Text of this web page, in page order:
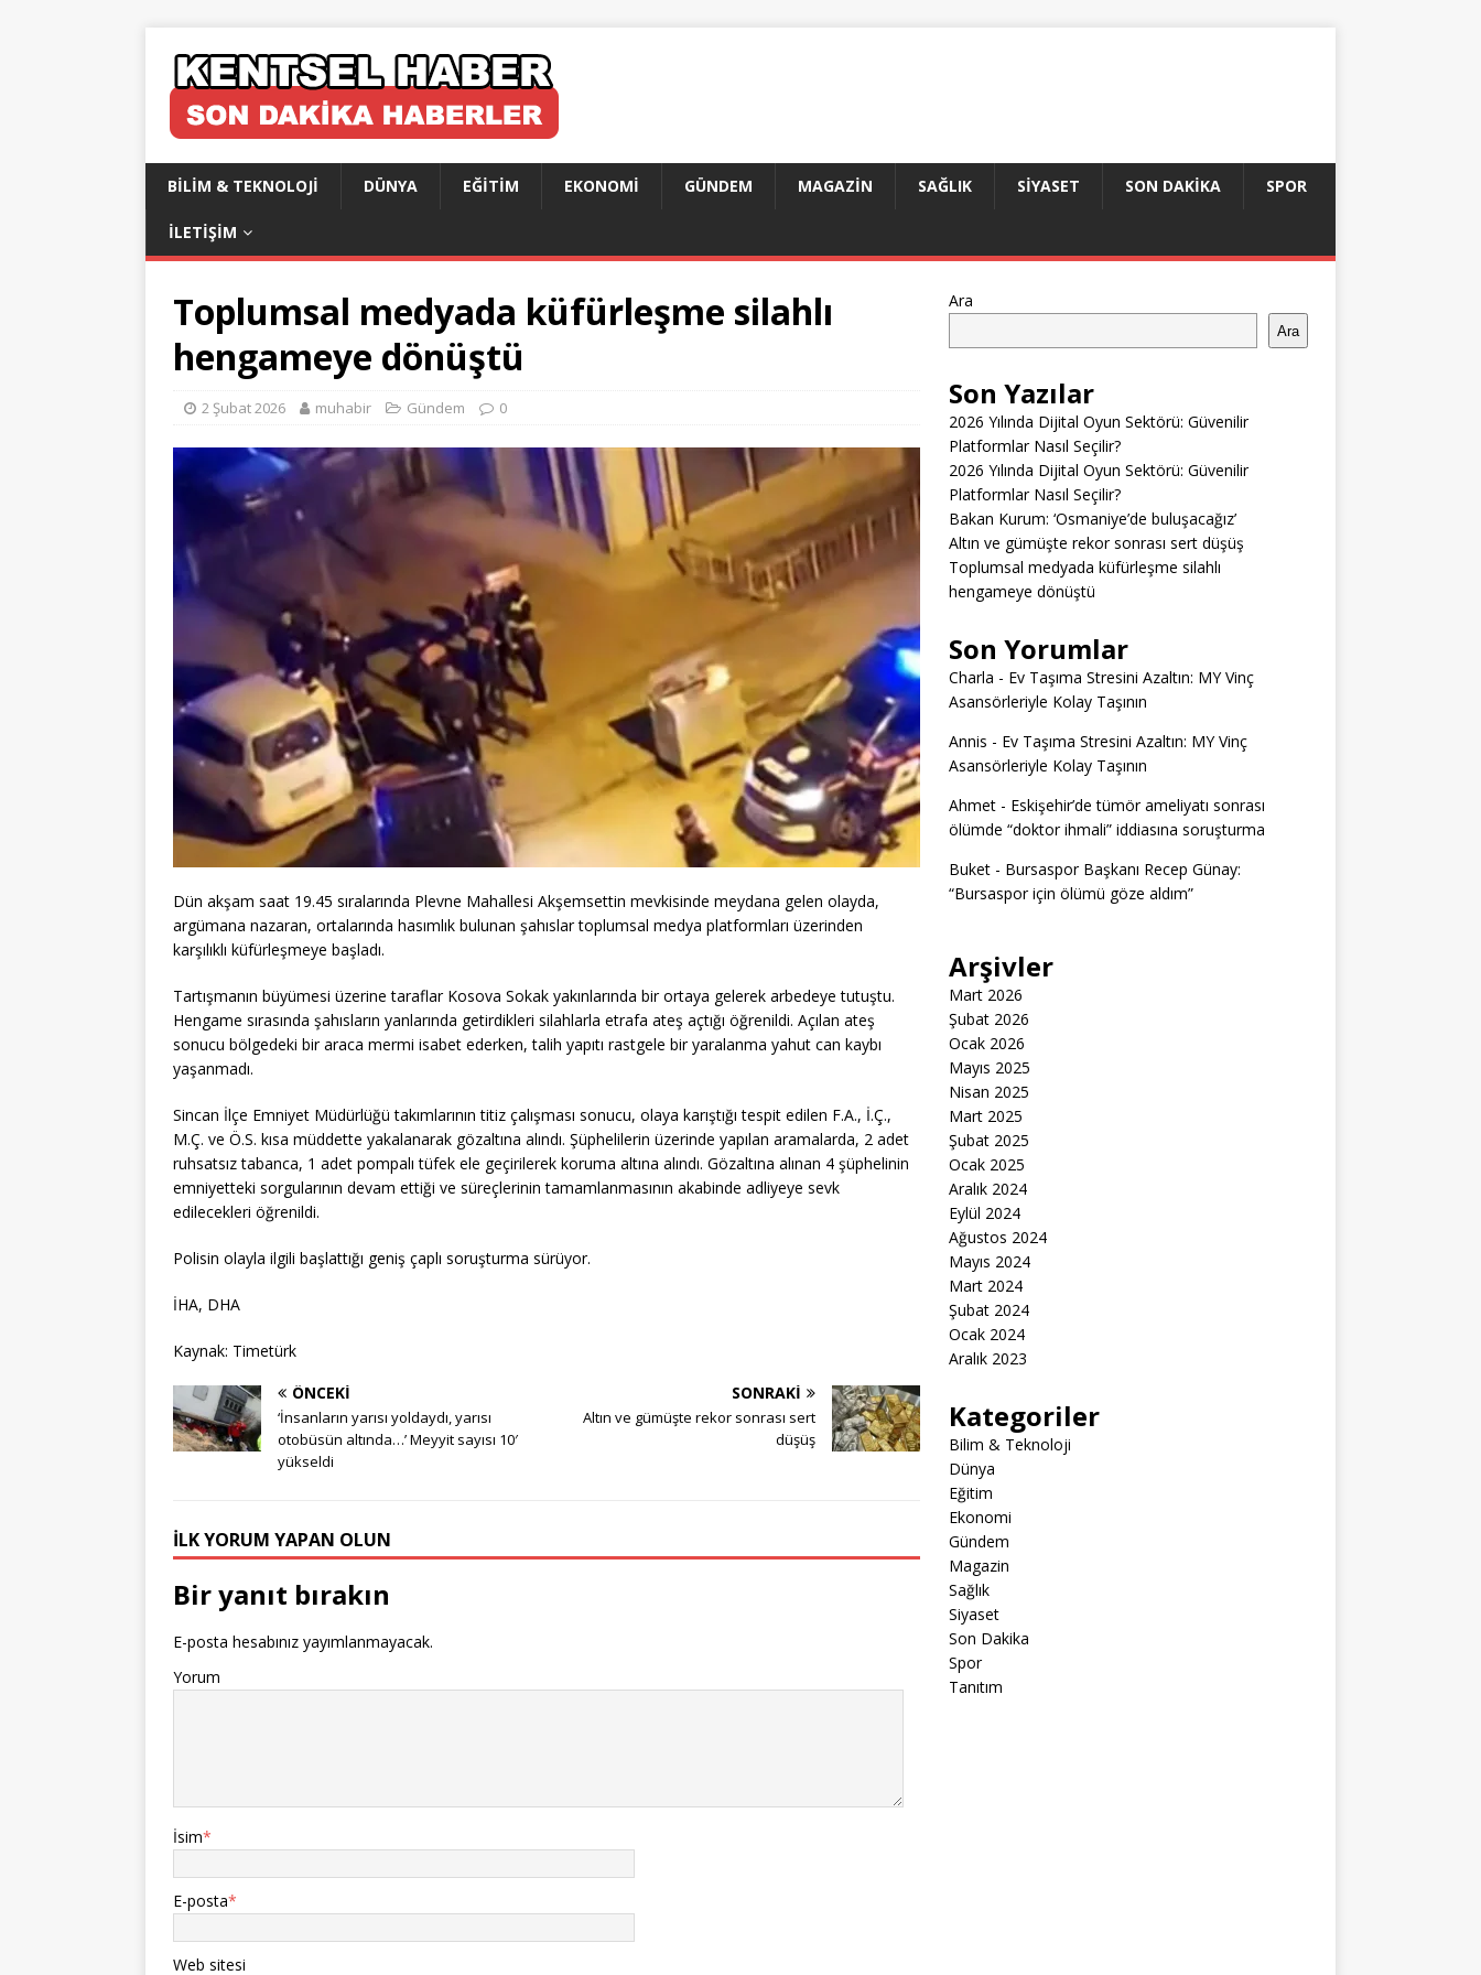
BILIM & TEKNOLOJI DÜNYA EĞITIM EKONOMI GÜNDEM MAGAZIN SAĞLIK SIYASET SON DAKIKA SPOR
İLETIŞIM
Toplumsal medyada küfürleşme silahlı
hengameye dönüştü
2 Şubat 2026 muhabir Gündem 0
Dün akşam saat 19.45 sıralarında Plevne Mahallesi Akşemsettin mevkisinde meydana gelen olayda,
argümana nazaran, ortalarında hasımlık bulunan şahıslar toplumsal medya platformları üzerinden
karşılıklı küfürleşmeye başladı.
Tartışmanın büyümesi üzerine taraflar Kosova Sokak yakınlarında bir ortaya gelerek arbedeye tutuştu.
Hengame sırasında şahısların yanlarında getirdikleri silahlarla etrafa ateş açtığı öğrenildi. Açılan ateş
sonucu bölgedeki bir araca mermi isabet ederken, talih yapıtı rastgele bir yaralanma yahut can kaybı
yaşanmadı.
Sincan İlçe Emniyet Müdürlüğü takımlarının titiz çalışması sonucu, olaya karıştığı tespit edilen F.A., İ.Ç.,
M.Ç. ve Ö.S. kısa müddette yakalanarak gözaltına alındı. Şüphelilerin üzerinde yapılan aramalarda, 2 adet
ruhsatsız tabanca, 1 adet pompalı tüfek ele geçirilerek koruma altına alındı. Gözaltına alınan 4 şüphelinin
emniyetteki sorgularının devam ettiği ve süreçlerinin tamamlanmasının akabinde adliyeye sevk
edilecekleri öğrenildi.
Polisin olayla ilgili başlattığı geniş çaplı soruşturma sürüyor.
İHA, DHA
Kaynak: Timetürk
ÖNCEKI
‘İnsanların yarısı yoldaydı, yarısı
otobüsün altında…’ Meyyit sayısı 10′
yükseldi
SONRAKI
Altın ve gümüşte rekor sonrası sert
düşüş
İLK YORUM YAPAN OLUN
Bir yanıt bırakın
E-posta hesabınız yayımlanmayacak.
Yorum
İsim*
E-posta*
Web sitesi
Ara
Ara
Son Yazılar
2026 Yılında Dijital Oyun Sektörü: Güvenilir
Platformlar Nasıl Seçilir?
2026 Yılında Dijital Oyun Sektörü: Güvenilir
Platformlar Nasıl Seçilir?
Bakan Kurum: ‘Osmaniye’de buluşacağız’
Altın ve gümüşte rekor sonrası sert düşüş
Toplumsal medyada küfürleşme silahlı
hengameye dönüştü
Son Yorumlar
Charla - Ev Taşıma Stresini Azaltın: MY Vinç
Asansörleriyle Kolay Taşının
Annis - Ev Taşıma Stresini Azaltın: MY Vinç
Asansörleriyle Kolay Taşının
Ahmet- Eskişehir’de tümör ameliyatı sonrası
ölümde “doktor ihmali” iddiasına soruşturma
Buket- Bursaspor Başkanı Recep Günay:
“Bursaspor için ölümü göze aldım”
Arşivler
Mart 2026
Şubat 2026
Ocak 2026
Mayıs 2025
Nisan 2025
Mart 2025
Şubat 2025
Ocak 2025
Aralık 2024
Eylül 2024
Ağustos 2024
Mayıs 2024
Mart 2024
Şubat 2024
Ocak 2024
Aralık 2023
Kategoriler
Bilim & Teknoloji
Dünya
Eğitim
Ekonomi
Gündem
Magazin
Sağlık
Siyaset
Son Dakika
Spor
Tanıtım